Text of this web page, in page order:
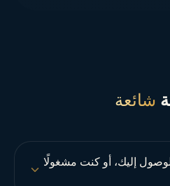
شائعة
إليك، أو كنت مشغولًا